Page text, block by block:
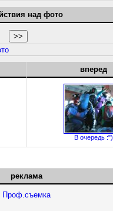
над фото
вперед
В очередь :")
реклама
Проф.съемка